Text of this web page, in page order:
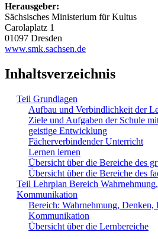
Herausgeber:
Sächsisches Ministerium für Kultus
Carolaplatz 1
01097 Dresden
www.smk.sachsen.de
Inhaltsverzeichnis
Teil Grundlagen
Aufbau und Verbindlichkeit der
Ziele und Aufgaben der Schule
geistige Entwicklung
Fächerverbindender Unterricht
Lernen lernen
Übersicht über die Bereiche des
Übersicht über die Bereiche des
Teil Lehrplan Bereich
Kommunikation
Bereich: Wahrnehmung, Denken,
Kommunikation
Übersicht über die Lernbereiche